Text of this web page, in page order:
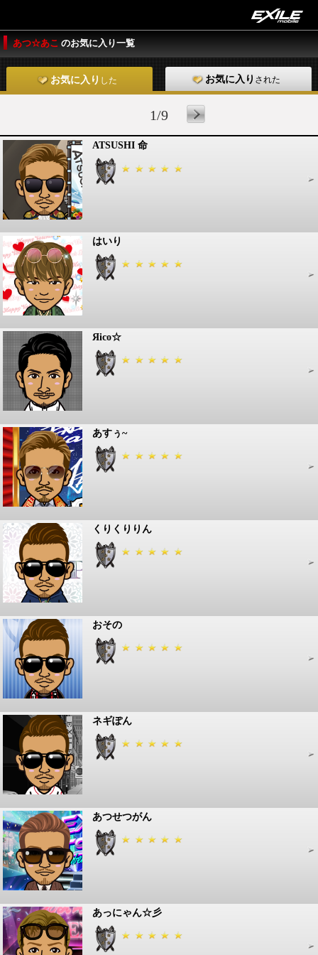
あつ☆あこ のお気に入り一覧
お気に入り した お気に入り された
1/9
ATSUSHI 命
はいり
Яico☆
あすぅ~
くりくりりん
おその
ネギぽん
あつせつがん
あっにゃん☆彡